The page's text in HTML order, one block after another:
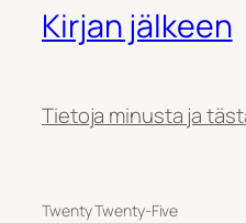
Kirjan jälkeen
Tietoja minusta ja
Twenty Twenty-Five